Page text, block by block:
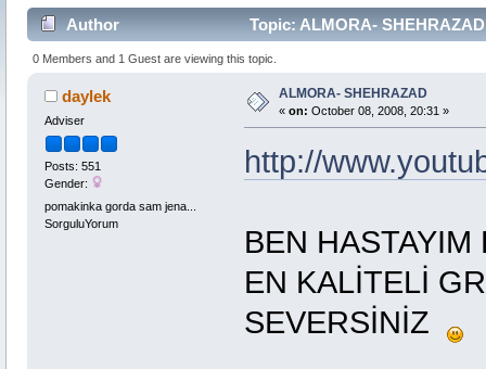
Author Topic: ALMORA-
0 Members and 1 Guest are viewing this topic.
daylek
Adviser
Posts: 551
Gender:
pomakinka gorda sam jena...
SorguluYorum
ALMORA- SHEHRAZAD
« on: October 08, 2008, 20:31 »
http://
BEN
EN KALİTELİ
SEVERSİNİZ